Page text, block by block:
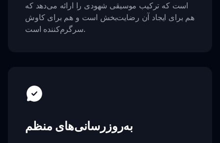
است که ترکیب موسیقی شهودی را ارائه می‌دهد که
هم برای ایجاد آن رضایت‌بخش است و هم برای کاوش
سرگرم‌کننده است.
به‌روزرسانی‌های منظم